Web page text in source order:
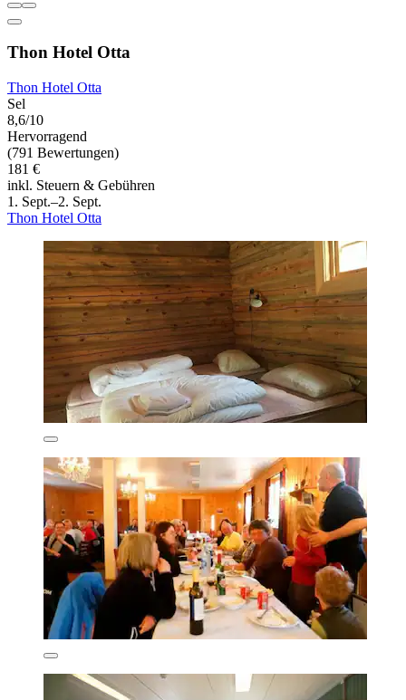
Thon Hotel Otta
Thon Hotel Otta
Sel
8,6/10
Hervorragend
(791 Bewertungen)
181 €
inkl. Steuern & Gebühren
1. Sept.–2. Sept.
Thon Hotel Otta